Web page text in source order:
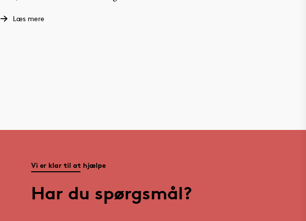
Læs mere
Vi er klar til at hjælpe
Har du spørgsmål?